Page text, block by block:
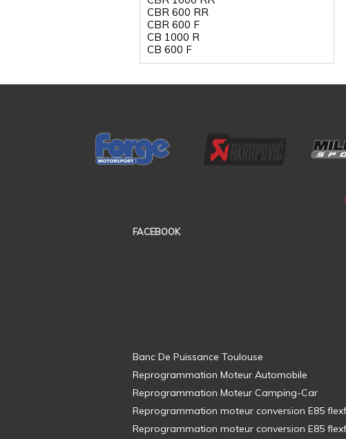
CBR 600 RR
CBR 600 F
CB 1000 R
CB 600 F
FACEBOOK
Banc De Puissance Toulouse
Reprogrammation Moteur Automobile
Reprogrammation Moteur Camping-Car
Reprogrammation moteur conversion E85
Reprogrammation moteur conversion E85